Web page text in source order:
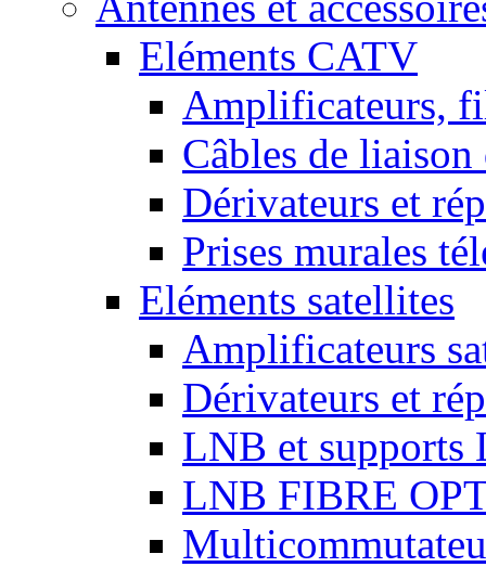
Eléments CATV
Amplificateurs,
Câbles de liaison
Dérivateurs et
Prises murales
Eléments satellites
Amplificateurs
Dérivateurs et
LNB et supports
LNB FIBRE